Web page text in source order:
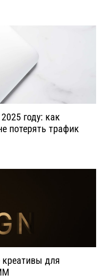
году: как
потерять трафик
для